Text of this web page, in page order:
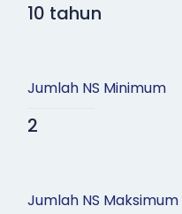
10 tahun
Jumlah NS Minimum
2
Jumlah NS Maksimum